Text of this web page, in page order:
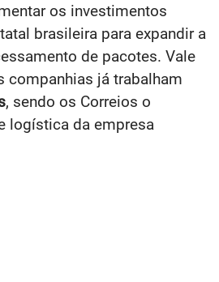
os investimentos
brasileira para expandir a
de pacotes. Vale
companhias já trabalham
, sendo os Correios o
logística da empresa